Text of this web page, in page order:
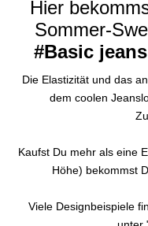
Hier
Sommer-
#Basic
Die Elastizität und das
dem coolen
Kaufst Du mehr als eine
Höhe) bekommst
Viele Designbeispiele